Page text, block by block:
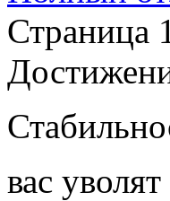
Страница
вас